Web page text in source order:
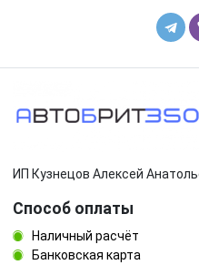
ИП Кузнецов Алексей
Способ оплаты
Наличный расчёт
Банковская карта